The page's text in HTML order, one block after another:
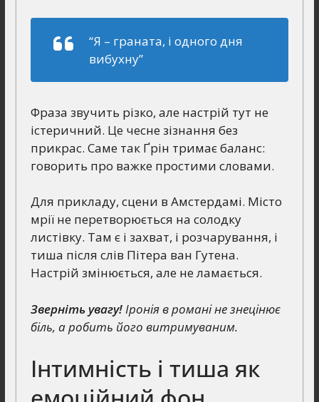
“Я – граната, і одного дня
вибухну”
Фраза звучить різко, але настрій тут не
істеричний. Це чесне зізнання без
прикрас. Саме так Ґрін тримає баланс:
говорить про важке простими словами.
Для прикладу, сцени в Амстердамі. Місто
мрії не перетворюється на солодку
листівку. Там є і захват, і розчарування, і
тиша після слів Пітера ван Гутена.
Настрій змінюється, але не ламається.
Зверніть увагу!Іронія в романі не знецінює
біль, а робить його витримуваним.
Інтимність і тиша як